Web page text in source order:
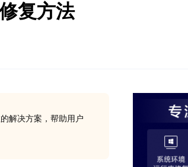
复方法
解决方案，帮助用户